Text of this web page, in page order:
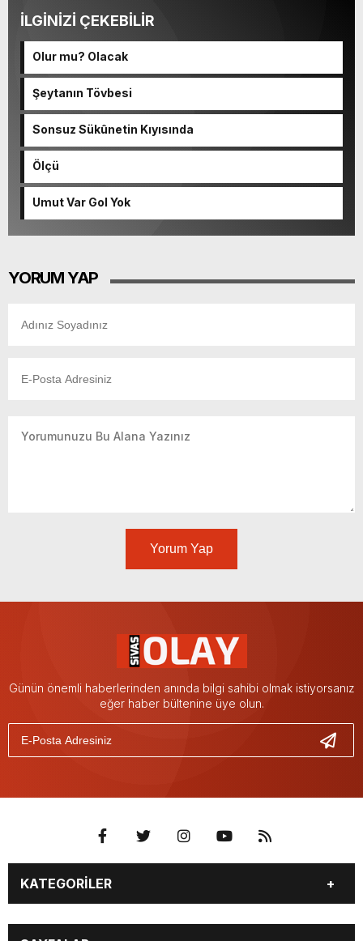
İLGİNİZİ ÇEKEBİLİR
Olur mu? Olacak
Şeytanın Tövbesi
Sonsuz Sükûnetin Kıyısında
Ölçü
Umut Var Gol Yok
YORUM YAP
Yorum Yap
Günün önemli haberlerinden anında bilgi sahibi olmak istiyorsanız
eğer haber bültenine üye olun.
KATEGORİLER
GÜNDEM
SPOR